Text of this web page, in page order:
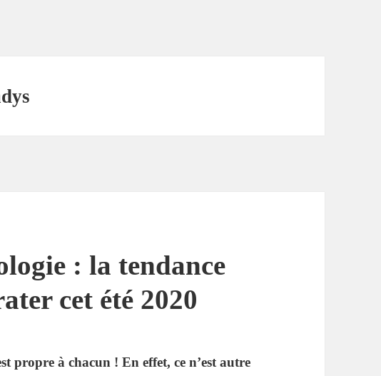
: la tendance
cet été 2020
propre à chacun ! En effet, ce n’est autre